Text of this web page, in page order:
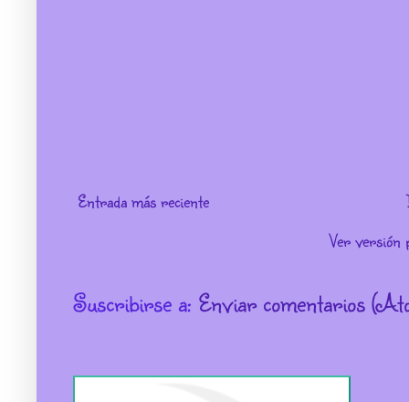
Entrada más reciente
Ver versión
Suscribirse a: Enviar comentarios